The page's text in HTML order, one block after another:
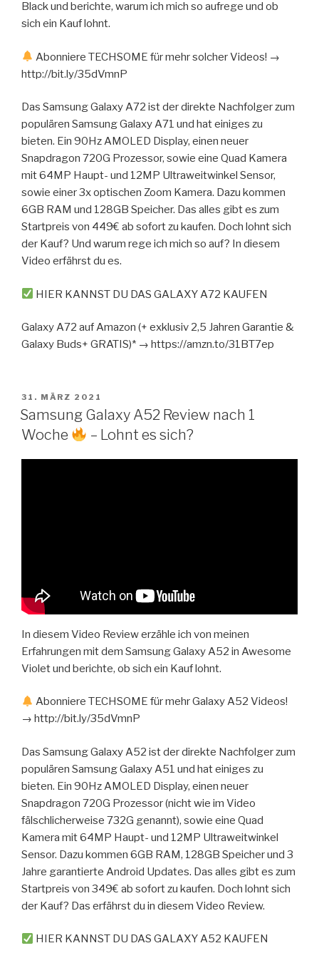
Black und berichte, warum ich mich so aufrege und ob
sich ein Kauf lohnt.
Abonniere TECHSOME für mehr solcher Videos! →
http://bit.ly/35dVmnP
Das Samsung Galaxy A72 ist der direkte Nachfolger zum
populären Samsung Galaxy A71 und hat einiges zu
bieten. Ein 90Hz AMOLED Display, einen neuer
Snapdragon 720G Prozessor, sowie eine Quad Kamera
mit 64MP Haupt- und 12MP Ultraweitwinkel Sensor,
sowie einer 3x optischen Zoom Kamera. Dazu kommen
6GB RAM und 128GB Speicher. Das alles gibt es zum
Startpreis von 449€ ab sofort zu kaufen. Doch lohnt sich
der Kauf? Und warum rege ich mich so auf? In diesem
Video erfährst du es.
HIER KANNST DU DAS GALAXY A72 KAUFEN
Galaxy A72 auf Amazon (+ exklusiv 2,5 Jahren Garantie &
Galaxy Buds+ GRATIS)* → https://amzn.to/31BT7ep
VERÖFFENTLICHT
AM
31. MÄRZ 2021
Samsung Galaxy A52 Review nach 1
Woche
– Lohnt es sich?
In diesem Video Review erzähle ich von meinen
Erfahrungen mit dem Samsung Galaxy A52 in Awesome
Violet und berichte, ob sich ein Kauf lohnt.
Abonniere TECHSOME für mehr Galaxy A52 Videos!
→ http://bit.ly/35dVmnP
Das Samsung Galaxy A52 ist der direkte Nachfolger zum
populären Samsung Galaxy A51 und hat einiges zu
bieten. Ein 90Hz AMOLED Display, einen neuer
Snapdragon 720G Prozessor (nicht wie im Video
fälschlicherweise 732G genannt), sowie eine Quad
Kamera mit 64MP Haupt- und 12MP Ultraweitwinkel
Sensor. Dazu kommen 6GB RAM, 128GB Speicher und 3
Jahre garantierte Android Updates. Das alles gibt es zum
Startpreis von 349€ ab sofort zu kaufen. Doch lohnt sich
der Kauf? Das erfährst du in diesem Video Review.
HIER KANNST DU DAS GALAXY A52 KAUFEN